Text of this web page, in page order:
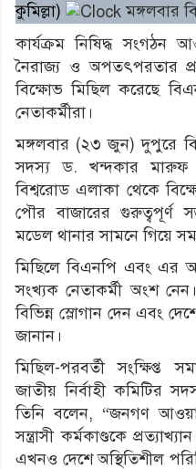
কুমিল্লা)
মঙ্গলবার
কার্যক্রম নিষিদ্ধ সংগঠন
নৈরাজ্য ও অপতৎপরতার
বিক্ষোভ মিছিল করেছে
নেতাকর্মীরা।
মঙ্গলবার (২৩ জুন) দুপুরে
সদস্য ড. খন্দকার মারুফ
বিশ্বরোড এলাকা থেকে
পৌর বাজারের গুরুত্বপূর্ণ
মডেল থানার সামনে গিয়ে
মিছিলে বিএনপি এবং এর
সংখ্যক নেতাকর্মী অংশ
বিভিন্ন স্লোগান দেন এবং
জানান।
মিছিল-পরবর্তী সংক্ষিপ্ত
জাতীয় নির্বাহী কমিটির
তিনি বলেন, “জনগণ
সন্ত্রাসী কর্মকাণ্ডকে
এখনও দেশে অস্থিতিশীল